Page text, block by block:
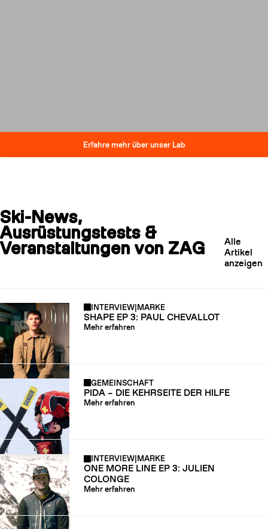
Erfahre mehr über unser Lab
Ski-News,
Ausrüstungstests &
Veranstaltungen von ZAG
Alle
Artikel
anzeigen
INTERVIEW|MARKE
SHAPE EP 3: PAUL CHEVALLOT
Mehr erfahren
GEMEINSCHAFT
PIDA – DIE KEHRSEITE DER HILFE
Mehr erfahren
INTERVIEW MARKE
ONE MORE LINE EP 3: JULIEN
COLONGE
Mehr erfahren